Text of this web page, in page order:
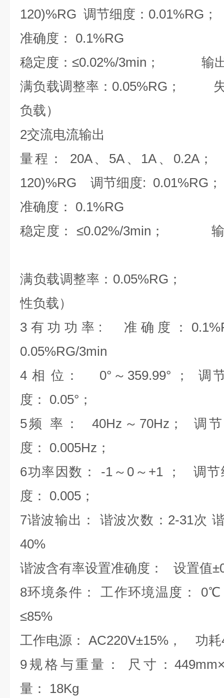
120)%RG 调节细度： 0.01%RG ；
准确度：
0.1%RG
稳定度： ≤0.02%/3min ；
输出
满负载调整率： 0.05%RG； 失
负载）
2交流电流输出
量程：
20A、 5A 、 1A 、 0.2A；
120)%RG
调节细度: 0.01%RG ；
准确度：
0.1%RG
稳定度：
≤0.02%/3min ； 输出
满负载调整率： 0.05%RG；
性负载）
3有功功率: 准确度：
0.05%RG/3min
4 相 位：
0°～ 359.99° ； 调
度： 0.05°；
5频 率：
40Hz ～ 70Hz ；
调
度： 0.005Hz ；
6功率因数： -1 ～ 0 ～ +1 ；
调节
度： 0.005 ；
7谐波输出： 谐波次数： 2-31次
40%
谐波含有率设置准确度：
设置值±
8环境条件： 工作环境温度： 0℃
≤85%
工作电源： AC220V±15% ， 功耗
9规格与重量：
尺寸：
量：
18Kg